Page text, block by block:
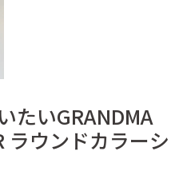
たいGRANDMA
ラウンドカラーシ